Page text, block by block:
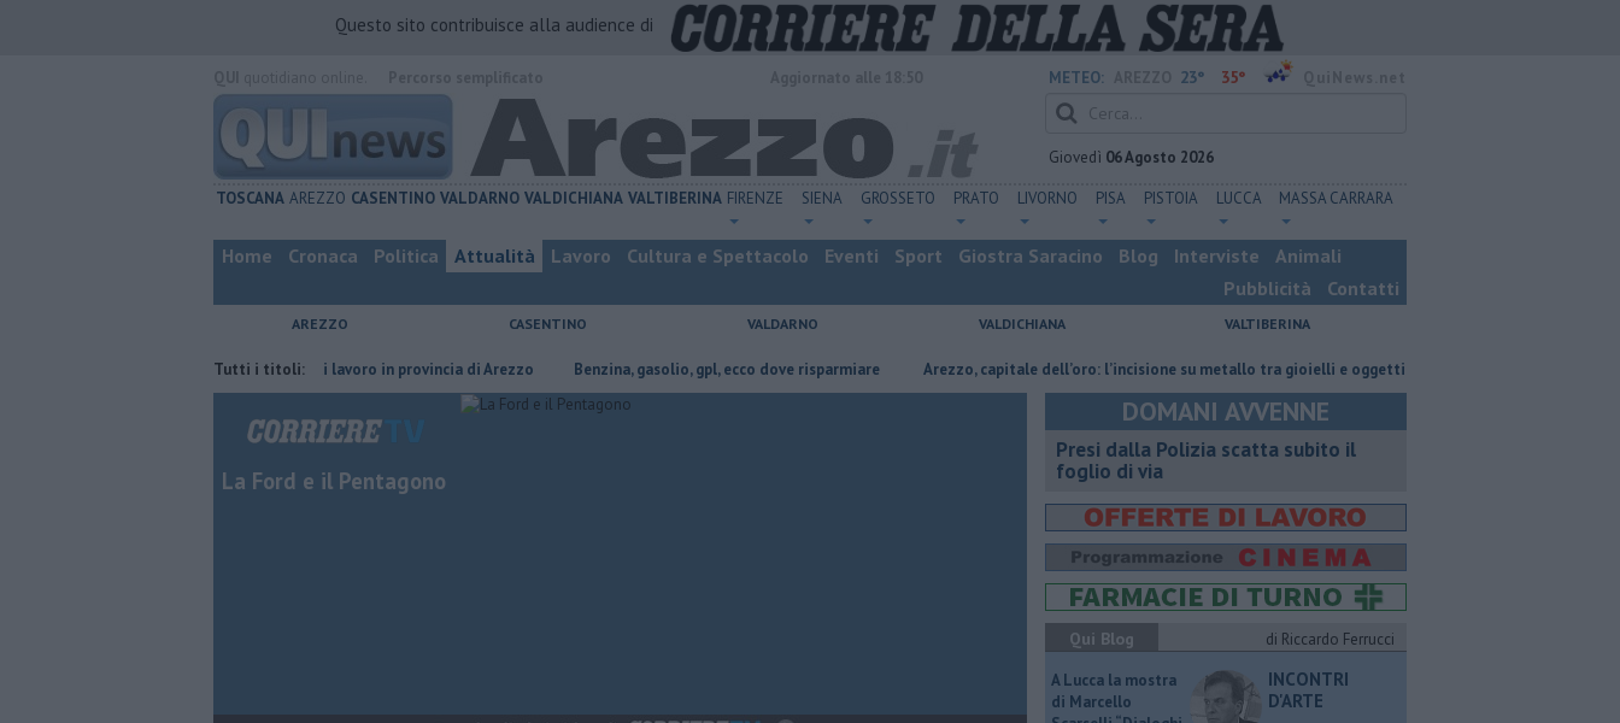
Questo sito contribuisce alla audience di
METEO: 23° 35°
Giovedì 06 Agosto 2026
TOSCANA AREZZO CASENTINO VALDARNO VALDICHIANA VALTIBERINA FIRENZE SIENA GROSSETO PRATO LIVORNO PISA PISTOIA LUCCA MASSA CARRARA
Home Cronaca Politica Attualità Lavoro Cultura e Spettacolo Eventi Sport Giostra Saracino Blog Interviste
Animali
Pubblicità
Contatti
AREZZO CASENTINO VALDARNO VALDICHIANA VALTIBERINA
Tutti i titoli:
​Tutte le offerte di lavoro in provincia di Arezzo ​Benzina, gasolio, gpl, ecco dove risparmiare Arezzo, capitale dell’oro: l’incisione su metallo tra gioielli e oggetti personalizzati
La Ford e il Pentagono
DOMANI AVVENNE
Presi dalla Polizia scatta subito il
foglio di via
Qui Blog
di Riccardo Ferrucci
A Lucca la mostra
di Marcello
INCONTRI
D'ARTE